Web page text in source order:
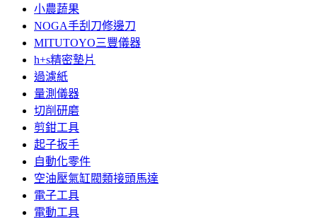
小農蔬果
NOGA手刮刀修邊刀
MITUTOYO三豐儀器
h+s精密墊片
過濾紙
量測儀器
切削研磨
剪鉗工具
起子扳手
自動化零件
空油壓氣缸閥類接頭馬達
電子工具
電動工具